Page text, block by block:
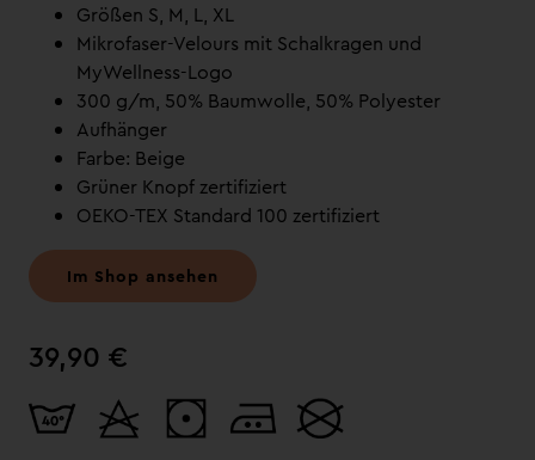
Größen S, M, L, XL
Mikrofaser-Velours mit Schalkragen und
MyWellness-Logo
300 g/m, 50% Baumwolle, 50% Polyester
Aufhänger
Farbe: Beige
Grüner Knopf zertifiziert
OEKO-TEX Standard 100 zertifiziert
Im Shop ansehen
39,90 €